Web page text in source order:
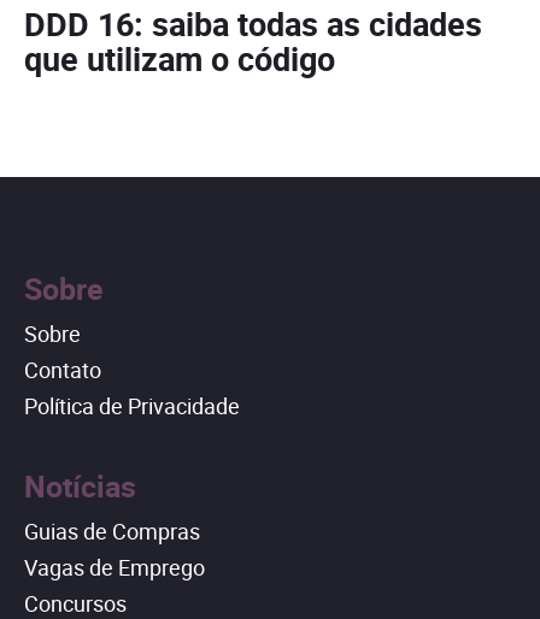
DDD 16: saiba todas as cidades
que utilizam o código
Sobre
Sobre
Contato
Política de Privacidade
Notícias
Guias de Compras
Vagas de Emprego
Concursos